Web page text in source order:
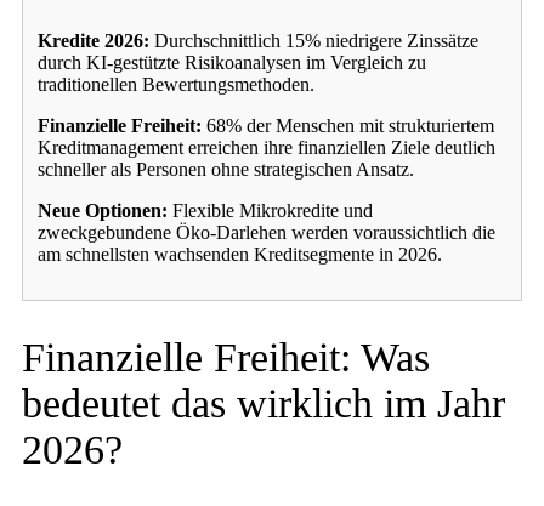
Kredite 2026: Durchschnittlich 15% niedrigere Zinssätze
durch KI-gestützte Risikoanalysen im Vergleich zu
traditionellen Bewertungsmethoden.
Finanzielle Freiheit: 68% der Menschen mit strukturiertem
Kreditmanagement erreichen ihre finanziellen Ziele deutlich
schneller als Personen ohne strategischen Ansatz.
Neue Optionen: Flexible Mikrokredite und
zweckgebundene Öko-Darlehen werden voraussichtlich die
am schnellsten wachsenden Kreditsegmente in 2026.
Finanzielle Freiheit: Was
bedeutet das wirklich im Jahr
2026?